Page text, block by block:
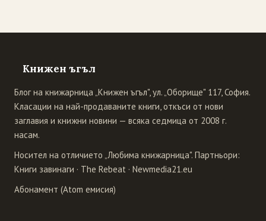
Книжен ъгъл
Блог на книжарница „Книжен ъгъл", ул. „Оборище" 117, София.
Класации на най-продаваните книги, откъси от нови
заглавия и книжни новини — всяка седмица от 2008 г.
насам.
Носител на отличието „Любима книжарница". Партньори:
Книги завинаги · The Rebeat · Newmedia21.eu
Абонамент (Atom емисия)